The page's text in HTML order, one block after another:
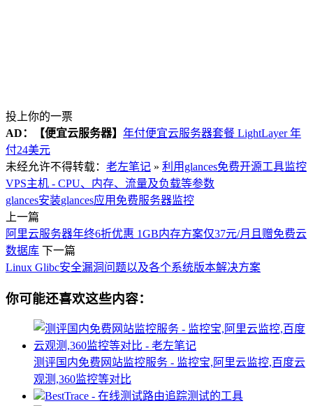
投上你的一票
AD：
【便宜云服务器】 年付便宜云服务器套餐 LightLayer 年
付24美元
未经允许不得转载： 老左笔记 » 利用glances免费开源工具监控
VPS主机 - CPU、内存、流量及负载等参数
glances安装glances应用 免费服务器监控
上一篇
阿里云服务器年终6折优惠 1GB内存方案仅37元/月且赠免费云
数据库 下一篇
Linux Glibc安全漏洞问题以及各个系统版本解决方案
你可能还喜欢这些内容：
测评国内免费网站监控服务 - 监控宝,阿里云监控,百度云
观测,360监控等对比
BestTrace - 在线测试路由追踪测试的工具